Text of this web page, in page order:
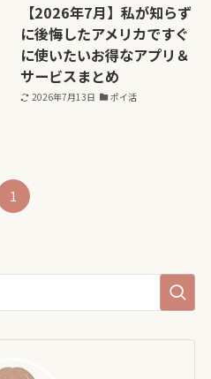
【2026年7月】私が知らず
に後悔したアメリカですぐ
に使いたいお得なアプリ＆
サービスまとめ
2026年7月13日 ポイ活
1